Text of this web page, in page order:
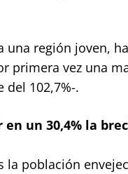
una región joven,
primera vez una
del 102,7%-.
un 30,4% la
población